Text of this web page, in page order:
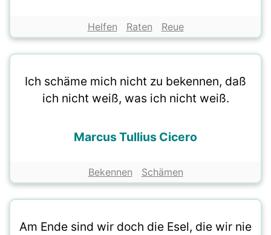
Helfen Raten Reue
Ich schäme mich nicht zu bekennen, daß
ich nicht weiß, was ich nicht weiß.
Marcus Tullius Cicero
Bekennen Schämen
Am Ende sind wir doch die Esel, die wir nie